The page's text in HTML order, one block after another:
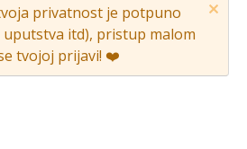
privatnost je potpuno
itd), pristup malom
tvojoj prijavi! ❤️